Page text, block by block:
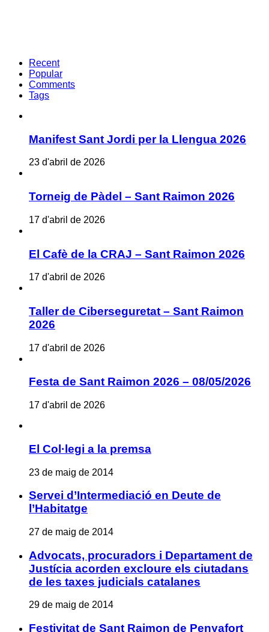
Recent
Popular
Comments
Tags
Manifest Sant Jordi per la Llengua 2026
23 d'abril de 2026
Torneig de Pàdel – Sant Raimon 2026
17 d'abril de 2026
El Cafè de la CRAJ – Sant Raimon 2026
17 d'abril de 2026
Taller de Ciberseguretat – Sant Raimon
2026
17 d'abril de 2026
Festa de Sant Raimon 2026 – 08/05/2026
17 d'abril de 2026
El Col·legi a la premsa
23 de maig de 2014
Servei d’Intermediació en Deute de
l’Habitatge
27 de maig de 2014
Advocats, procuradors i Departament de
Justícia acorden excloure els ciutadans
de les taxes judicials catalanes
29 de maig de 2014
Festivitat de Sant Raimon de Penyafort